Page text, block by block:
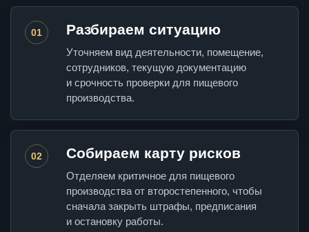
01 Разбираем ситуацию
Уточняем вид деятельности, помещение,
сотрудников, текущую документацию
и срочность проверки для пищевого
производства.
02 Собираем карту рисков
Отделяем критичное для пищевого
производства от второстепенного, чтобы
сначала закрыть штрафы, предписания
и остановку работы.